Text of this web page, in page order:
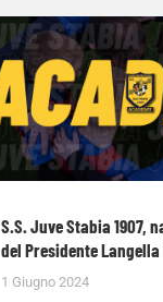
S.S. Juve Stabia 1907,
del Presidente
1 Giugno 2024